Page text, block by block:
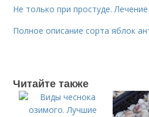
Не только при простуде. Лечение
Полное описание сорта яблок
Читайте также